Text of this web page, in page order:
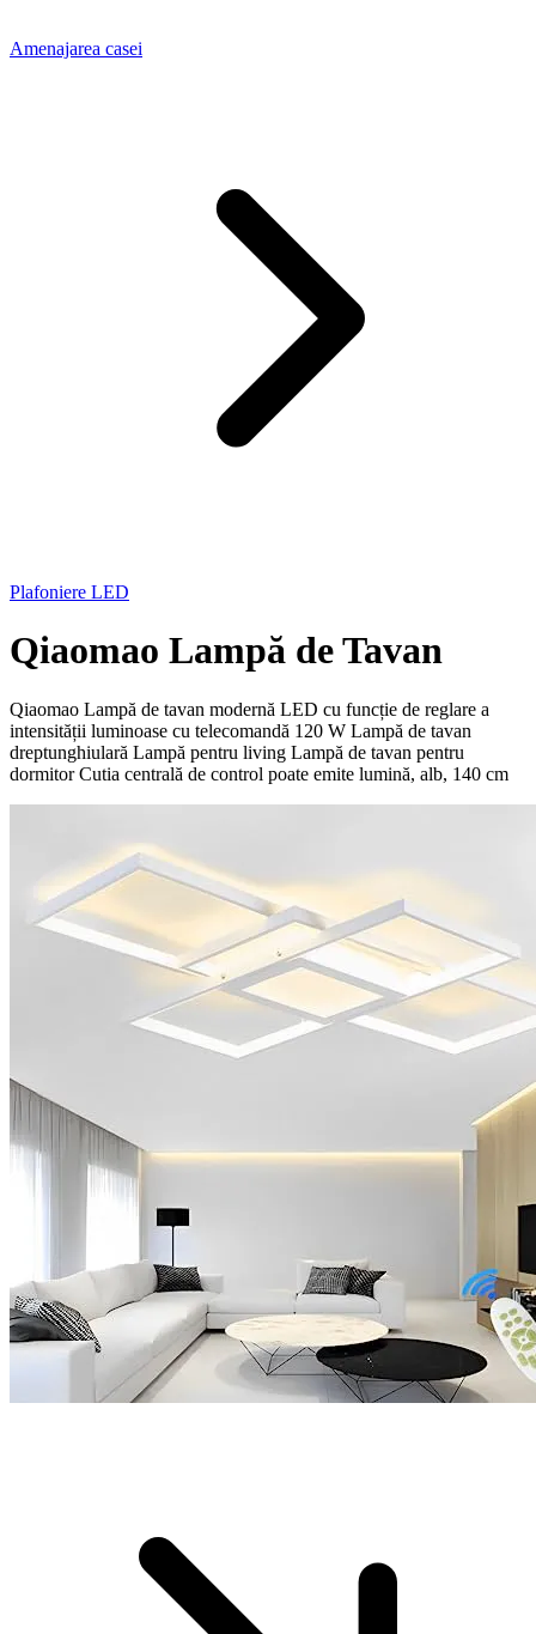
Amenajarea casei
Plafoniere LED
Qiaomao Lampă de Tavan
Qiaomao Lampă de tavan modernă LED cu funcție de reglare a
intensității luminoase cu telecomandă 120 W Lampă de tavan
dreptunghiulară Lampă pentru living Lampă de tavan pentru
dormitor Cutia centrală de control poate emite lumină, alb, 140 cm